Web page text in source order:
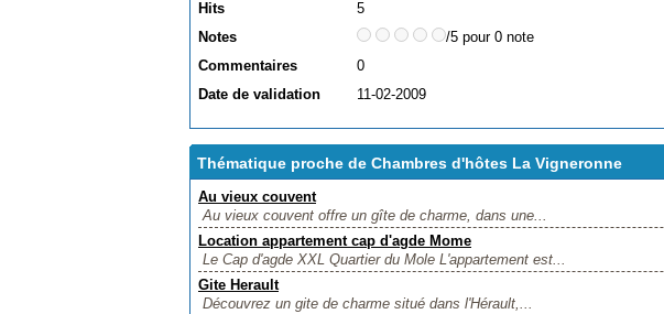
Hits
5
Notes
/5 pour 0 note
Commentaires
0
Date de validation
11-02-2009
Thématique proche de Chambres d'hôtes La Vigneronne
Au vieux couvent
Au vieux couvent offre un gîte de charme, dans une...
Location appartement cap d'agde Mome
Le Cap d'agde XXL Quartier du Mole L'appartement est...
Gite Herault
Découvrez un gite de charme situé dans l'Hérault,...